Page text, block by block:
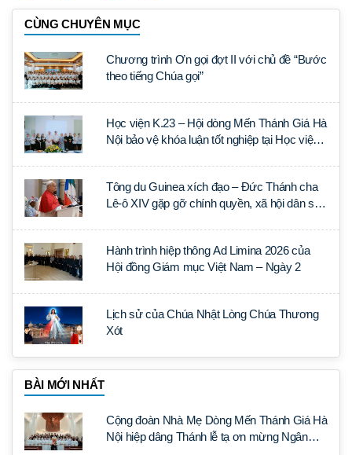
CÙNG CHUYÊN MỤC
Chương trình Ơn gọi đợt II với chủ đề “Bước
theo tiếng Chúa gọi”
Học viện K.23 – Hội dòng Mến Thánh Giá Hà
Nội bảo vệ khóa luận tốt nghiệp tại Học viện
Tông du Guinea xích đạo – Đức Thánh cha
Lê-ô XIV gặp gỡ chính quyền, xã hội dân sự
Hành trình hiệp thông Ad Limina 2026 của
Hội đồng Giám mục Việt Nam – Ngày 2
Lịch sử của Chúa Nhật Lòng Chúa Thương
Xót
BÀI MỚI NHẤT
Cộng đoàn Nhà Mẹ Dòng Mến Thánh Giá Hà
Nội hiệp dâng Thánh lễ tạ ơn mừng Ngân